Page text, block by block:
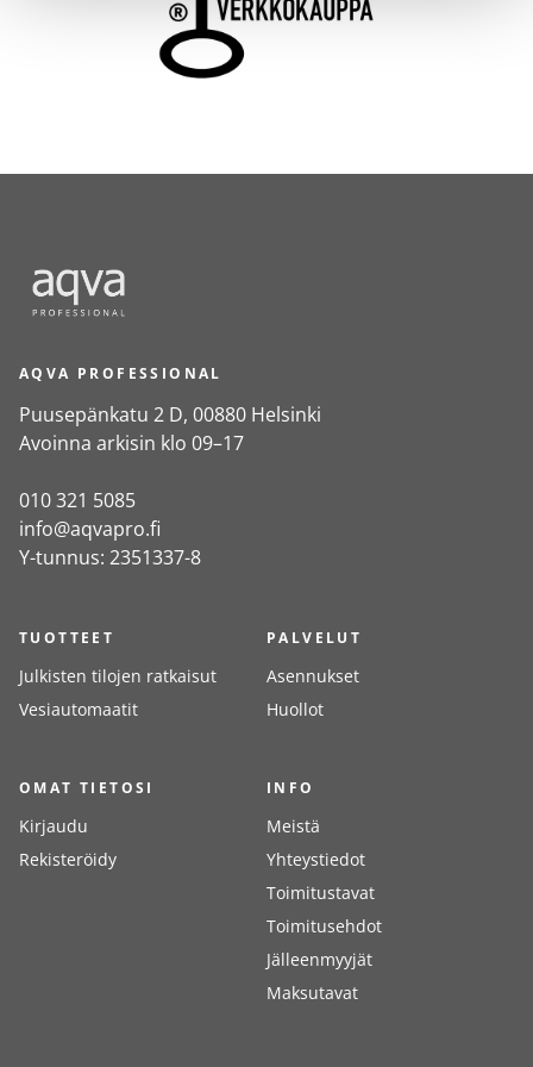
AQVA PROFESSIONAL
Puusepänkatu 2 D, 00880 Helsinki
Avoinna arkisin klo 09–17
010 321 5085
info@aqvapro.fi
Y-tunnus: 2351337-8
TUOTTEET
Julkisten tilojen ratkaisut
Vesiautomaatit
PALVELUT
Asennukset
Huollot
OMAT TIETOSI
Kirjaudu
Rekisteröidy
INFO
Meistä
Yhteystiedot
Toimitustavat
Toimitusehdot
Jälleenmyyjät
Maksutavat